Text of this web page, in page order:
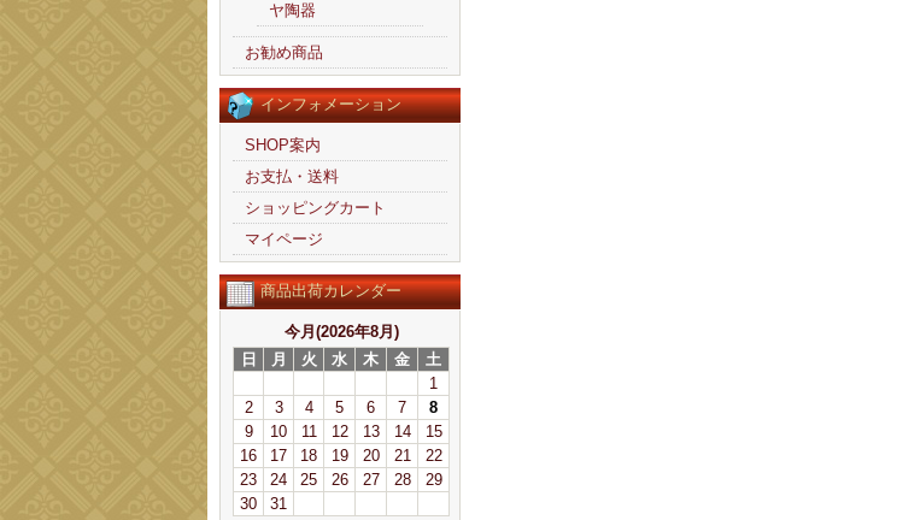
ヤ陶器
お勧め商品
インフォメーション
SHOP案内
お支払・送料
ショッピングカート
マイページ
商品出荷カレンダー
今月(2026年8月)
日
月 火 水 木 金
土
1
2
3 4 5 6 7
8
9
10 11 12 13 14
15
16
17 18 19 20 21
22
23
24 25 26 27 28
29
30
31